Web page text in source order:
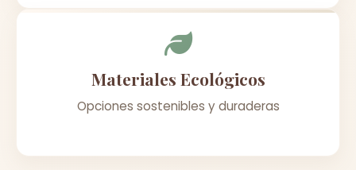
Materiales Ecológicos
Opciones sostenibles y duraderas